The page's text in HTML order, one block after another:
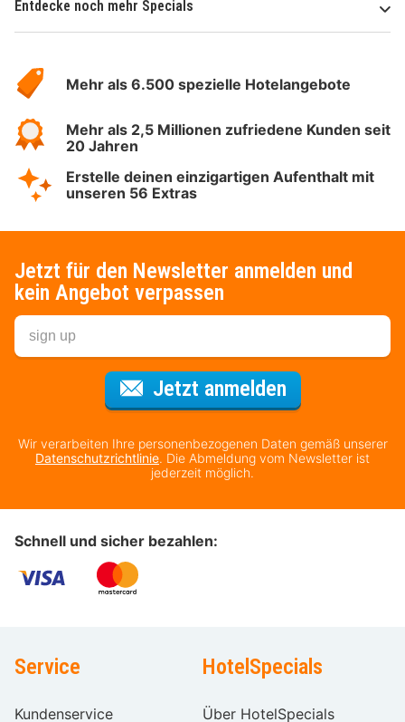
Entdecke noch mehr Specials
Hotelspecials
Mehr als 6.500 spezielle Hotelangebote
Mehr als 2,5 Millionen zufriedene Kunden seit
20 Jahren
Erstelle deinen einzigartigen Aufenthalt mit
unseren 56 Extras
Jetzt für den Newsletter anmelden und
kein Angebot verpassen
Jetzt anmeldenFür den
Wir verarbeiten Ihre personenbezogenen Daten gemäß unserer
Datenschutzrichtlinie. Die Abmeldung vom Newsletter ist
jederzeit möglich.
Schnell und sicher bezahlen:
Service
Kundenservice
HotelSpecials
Über HotelSpecials